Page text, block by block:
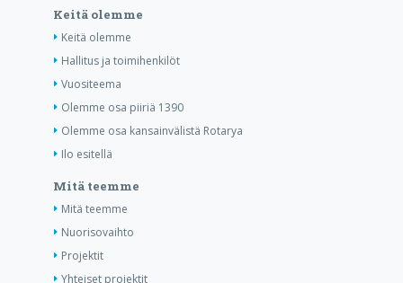
Keitä olemme
Keitä olemme
Hallitus ja toimihenkilöt
Vuositeema
Olemme osa piiriä 1390
Olemme osa kansainvälistä Rotarya
Ilo esitellä
Mitä teemme
Mitä teemme
Nuorisovaihto
Projektit
Yhteiset projektit